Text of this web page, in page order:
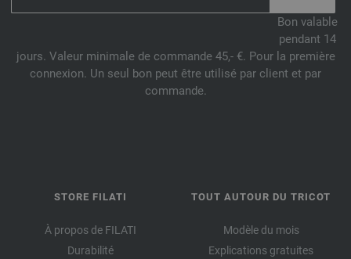
Bon valable
pendant 14
jours. Valeur minimale de commande 45,- €. Pour la première
connexion. Un seul bon peut être utilisé par client et par
commande.
STORE FILATI
À propos de FILATI
Durabilité
TOUT AUTOUR DU TRICOT
Modèle du mois
Explications gratuites